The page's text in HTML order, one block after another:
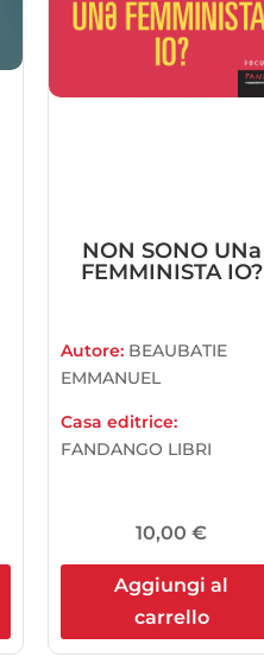
NON SONO UNa
FEMMINISTA IO?
Autore: BEAUBATIE
EMMANUEL
Casa editrice:
FANDANGO LIBRI
10,00€
Aggiungi al
carrello